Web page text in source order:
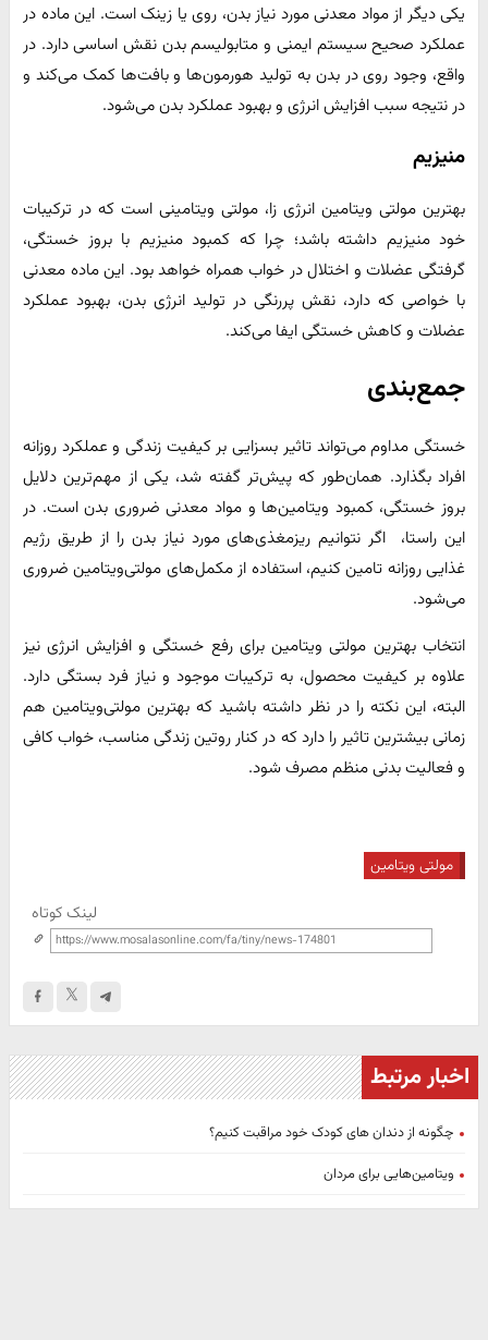
یکی دیگر از مواد معدنی مورد نیاز بدن، روی یا زینک است‌. این ماده در
عملکرد صحیح سیستم ایمنی و متابولیسم بدن نقش اساسی دارد. در
واقع، وجود روی در بدن به تولید هورمون‌ها و بافت‌ها کمک می‌کند و
در نتیجه سبب افزایش انرژی و بهبود عملکرد بدن می‌شود.
منیزیم
بهترین مولتی ویتامین انرژی زا، مولتی ویتامینی است که در ترکیبات
خود منیزیم داشته باشد؛ چرا که کمبود منیزیم با بروز خستگی،
گرفتگی عضلات و اختلال در خواب همراه خواهد بود. این ماده معدنی
با خواصی که دارد، نقش پررنگی در تولید انرژی بدن، بهبود عملکرد
عضلات و کاهش خستگی ایفا می‌کند.
جمع‌بندی
خستگی مداوم می‌تواند تاثیر بسزایی بر کیفیت زندگی و عملکرد روزانه
افراد بگذارد. همان‌طور که پیش‌تر گفته شد، یکی از مهم‌ترین دلایل
بروز خستگی، کمبود ویتامین‌ها و مواد معدنی ضروری بدن است. در
این راستا، اگر نتوانیم ریزمغذی‌های مورد نیاز بدن را از طریق رژیم
غذایی روزانه تامین کنیم، استفاده از مکمل‌های مولتی‌ویتامین ضروری
می‌شود.
انتخاب بهترین مولتی ویتامین برای رفع خستگی و افزایش انرژی نیز
علاوه بر کیفیت محصول، به ترکیبات موجود و نیاز فرد بستگی دارد.
البته، این نکته را در نظر داشته باشید که بهترین مولتی‌ویتامین هم
زمانی بیشترین تاثیر را دارد که در کنار روتین زندگی مناسب، خواب کافی
و فعالیت بدنی منظم مصرف شود.
مولتی ویتامین
لینک کوتاه
اخبار مرتبط
چگونه از دندان های کودک خود مراقبت کنیم؟
ویتامین‌هایی برای مردان